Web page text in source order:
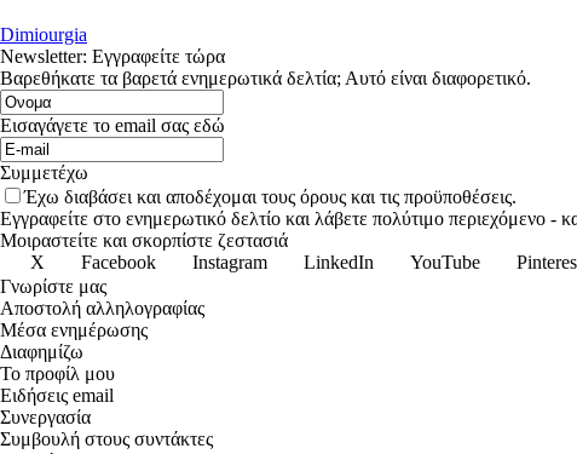
Dimiourgia
Newsletter: Εγγραφείτε τώρα
Βαρεθήκατε τα βαρετά ενημερωτικά δελτία; Αυτό είναι διαφορετικό.
Εισαγάγετε το email σας εδώ
Συμμετέχω
Έχω διαβάσει και αποδέχομαι τους όρους και τις προϋποθέσεις.
Εγγραφείτε στο ενημερωτικό δελτίο και λάβετε πολύτιμο περιεχόμενο
Μοιραστείτε και σκορπίστε ζεστασιά
X
Facebook Instagram LinkedIn YouTube
Γνωρίστε μας
Αποστολή αλληλογραφίας
Μέσα ενημέρωσης
Διαφημίζω
Το προφίλ μου
Ειδήσεις email
Συνεργασία
Συμβουλή στους συντάκτες